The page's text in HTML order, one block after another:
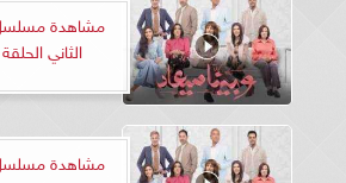
مشاهدة مسلسل
الثاني الحلقة 13 كاملة HD
مشاهدة مسلسل